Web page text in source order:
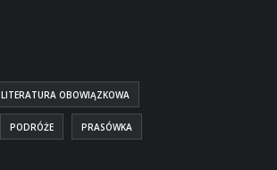
LITERATURA OBOWIĄZKOWA
PODRÓŻE PRASÓWKA